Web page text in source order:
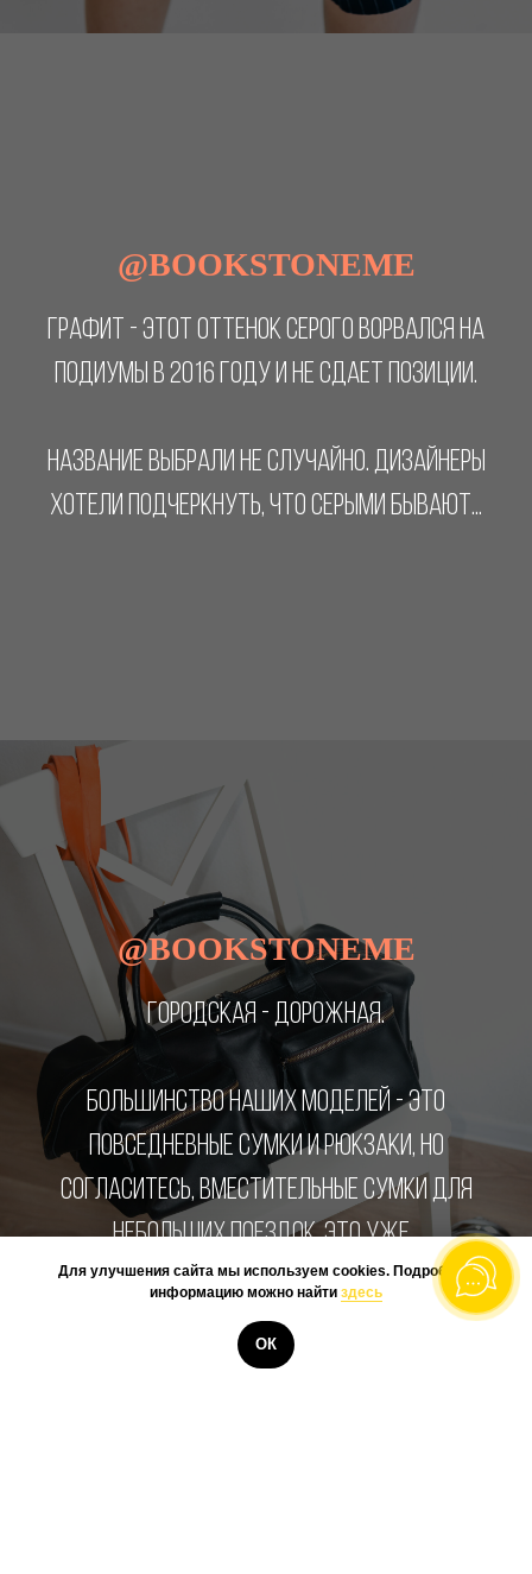
@BOOKSTONEME
ГРАФИТ - ЭТОТ ОТТЕНОК СЕРОГО ВОРВАЛСЯ НА
ПОДИУМЫ В 2016 ГОДУ И НЕ СДАЕТ ПОЗИЦИИ.
НАЗВАНИЕ ВЫБРАЛИ НЕ СЛУЧАЙНО. ДИЗАЙНЕРЫ
ХОТЕЛИ ПОДЧЕРКНУТЬ, ЧТО СЕРЫМИ БЫВАЮТ...
@BOOKSTONEME
ГОРОДСКАЯ - ДОРОЖНАЯ.
БОЛЬШИНСТВО НАШИХ МОДЕЛЕЙ - ЭТО
ПОВСЕДНЕВНЫЕ СУМКИ И РЮКЗАКИ, НО
СОГЛАСИТЕСЬ, ВМЕСТИТЕЛЬНЫЕ СУМКИ ДЛЯ
НЕБОЛЬШИХ ПОЕЗДОК, ЭТО УЖЕ...
Для улучшения сайта мы используем cookies. Подробную
информацию можно найти здесь
ОК